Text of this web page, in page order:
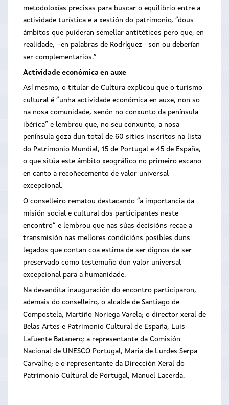
metodoloxías precisas para buscar o equilibrio entre a
actividade turística e a xestión do patrimonio, “dous
ámbitos que puideran semellar antitéticos pero que, en
realidade, –en palabras de Rodríguez– son ou deberían
ser complementarios.”
Actividade económica en auxe
Así mesmo, o titular de Cultura explicou que o turismo
cultural é “unha actividade económica en auxe, non so
na nosa comunidade, senón no conxunto da península
ibérica” e lembrou que, no seu conxunto, a nosa
península goza dun total de 60 sitios inscritos na lista
do Patrimonio Mundial, 15 de Portugal e 45 de España,
o que sitúa este ámbito xeográfico no primeiro escano
en canto a recoñecemento de valor universal
excepcional.
O conselleiro rematou destacando “a importancia da
misión social e cultural dos participantes neste
encontro” e lembrou que nas súas decisións recae a
transmisión nas mellores condicións posibles duns
legados que contan coa estima de ser dignos de ser
preservado como testemuño dun valor universal
excepcional para a humanidade.
Na devandita inauguración do encontro participaron,
ademais do conselleiro, o alcalde de Santiago de
Compostela, Martiño Noriega Varela; o director xeral de
Belas Artes e Patrimonio Cultural de España, Luis
Lafuente Batanero; a representante da Comisión
Nacional de UNESCO Portugal, Maria de Lurdes Serpa
Carvalho; e o representante da Dirección Xeral do
Patrimonio Cultural de Portugal, Manuel Lacerda.